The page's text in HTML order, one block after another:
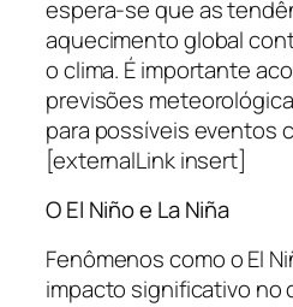
espera-se que as
aquecimento global
o clima. É importante
previsões
para possíveis eventos
[externalLink insert]
O El Niño e La Niña
Fenômenos como o El
impacto significativo no